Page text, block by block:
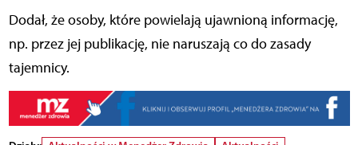
Dodał, że osoby, które powielają ujawnioną informację,
np. przez jej publikację, nie naruszają co do zasady
tajemnicy.